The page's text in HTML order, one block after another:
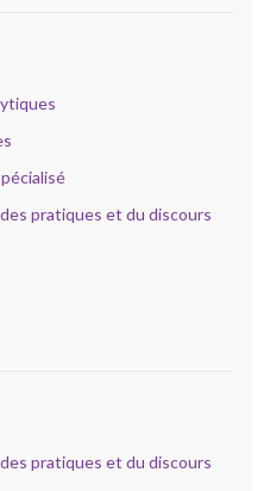
pratiques et du discours
pratiques et du discours